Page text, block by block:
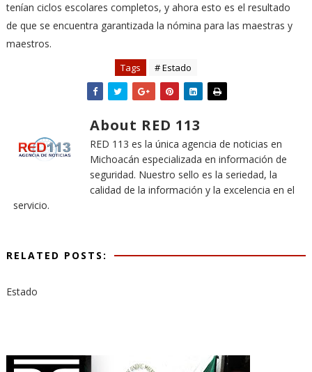
tenían ciclos escolares completos, y ahora esto es el resultado
de que se encuentra garantizada la nómina para las maestras y
maestros.
Tags # Estado
About RED 113
RED 113 es la única agencia de noticias en
Michoacán especializada en información de
seguridad. Nuestro sello es la seriedad, la
calidad de la información y la excelencia en el
servicio.
RELATED POSTS:
Estado